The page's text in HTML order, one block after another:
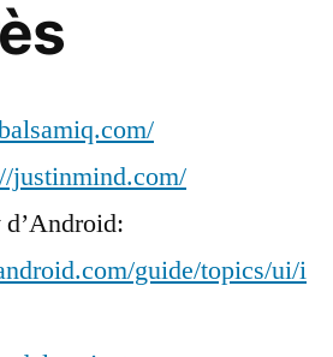
justinmind.com/
d’Android:
guide/topics/ui/i